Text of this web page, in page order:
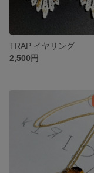
TRAP イヤリング
2,500円